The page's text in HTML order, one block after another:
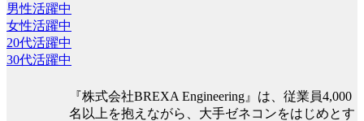
男性活躍中
女性活躍中
20代活躍中
30代活躍中
『株式会社BREXA Engineering』は、従業員4,000
名以上を抱えながら、大手ゼネコンをはじめとす